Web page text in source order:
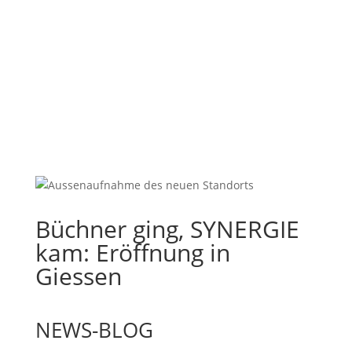
Büchner ging, SYNERGIE
kam: Eröffnung in
Giessen
NEWS-BLOG